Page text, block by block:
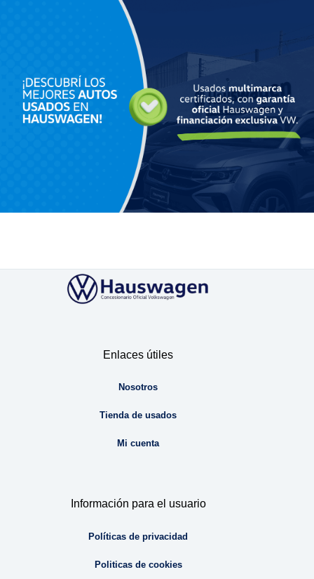
Enlaces útiles
Nosotros
Tienda de usados
Mi cuenta
Información para el usuario
Políticas de privacidad
Politicas de cookies